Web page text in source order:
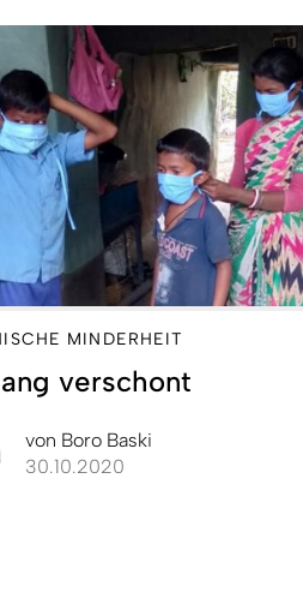
MINDERHEIT
verschont
von Boro Baski
30.10.2020